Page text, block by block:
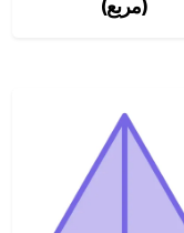
(مربع)